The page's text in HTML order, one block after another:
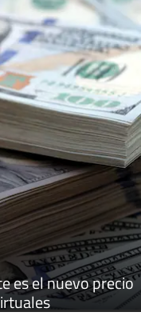
es el nuevo precio